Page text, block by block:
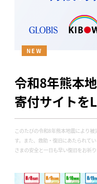
NEW
令和8年熊本
寄付サイト
このたびの令和8年熊本地震により
す。また、救助・復旧にあたられて
さまの安全と一日も早い復旧をお祈り